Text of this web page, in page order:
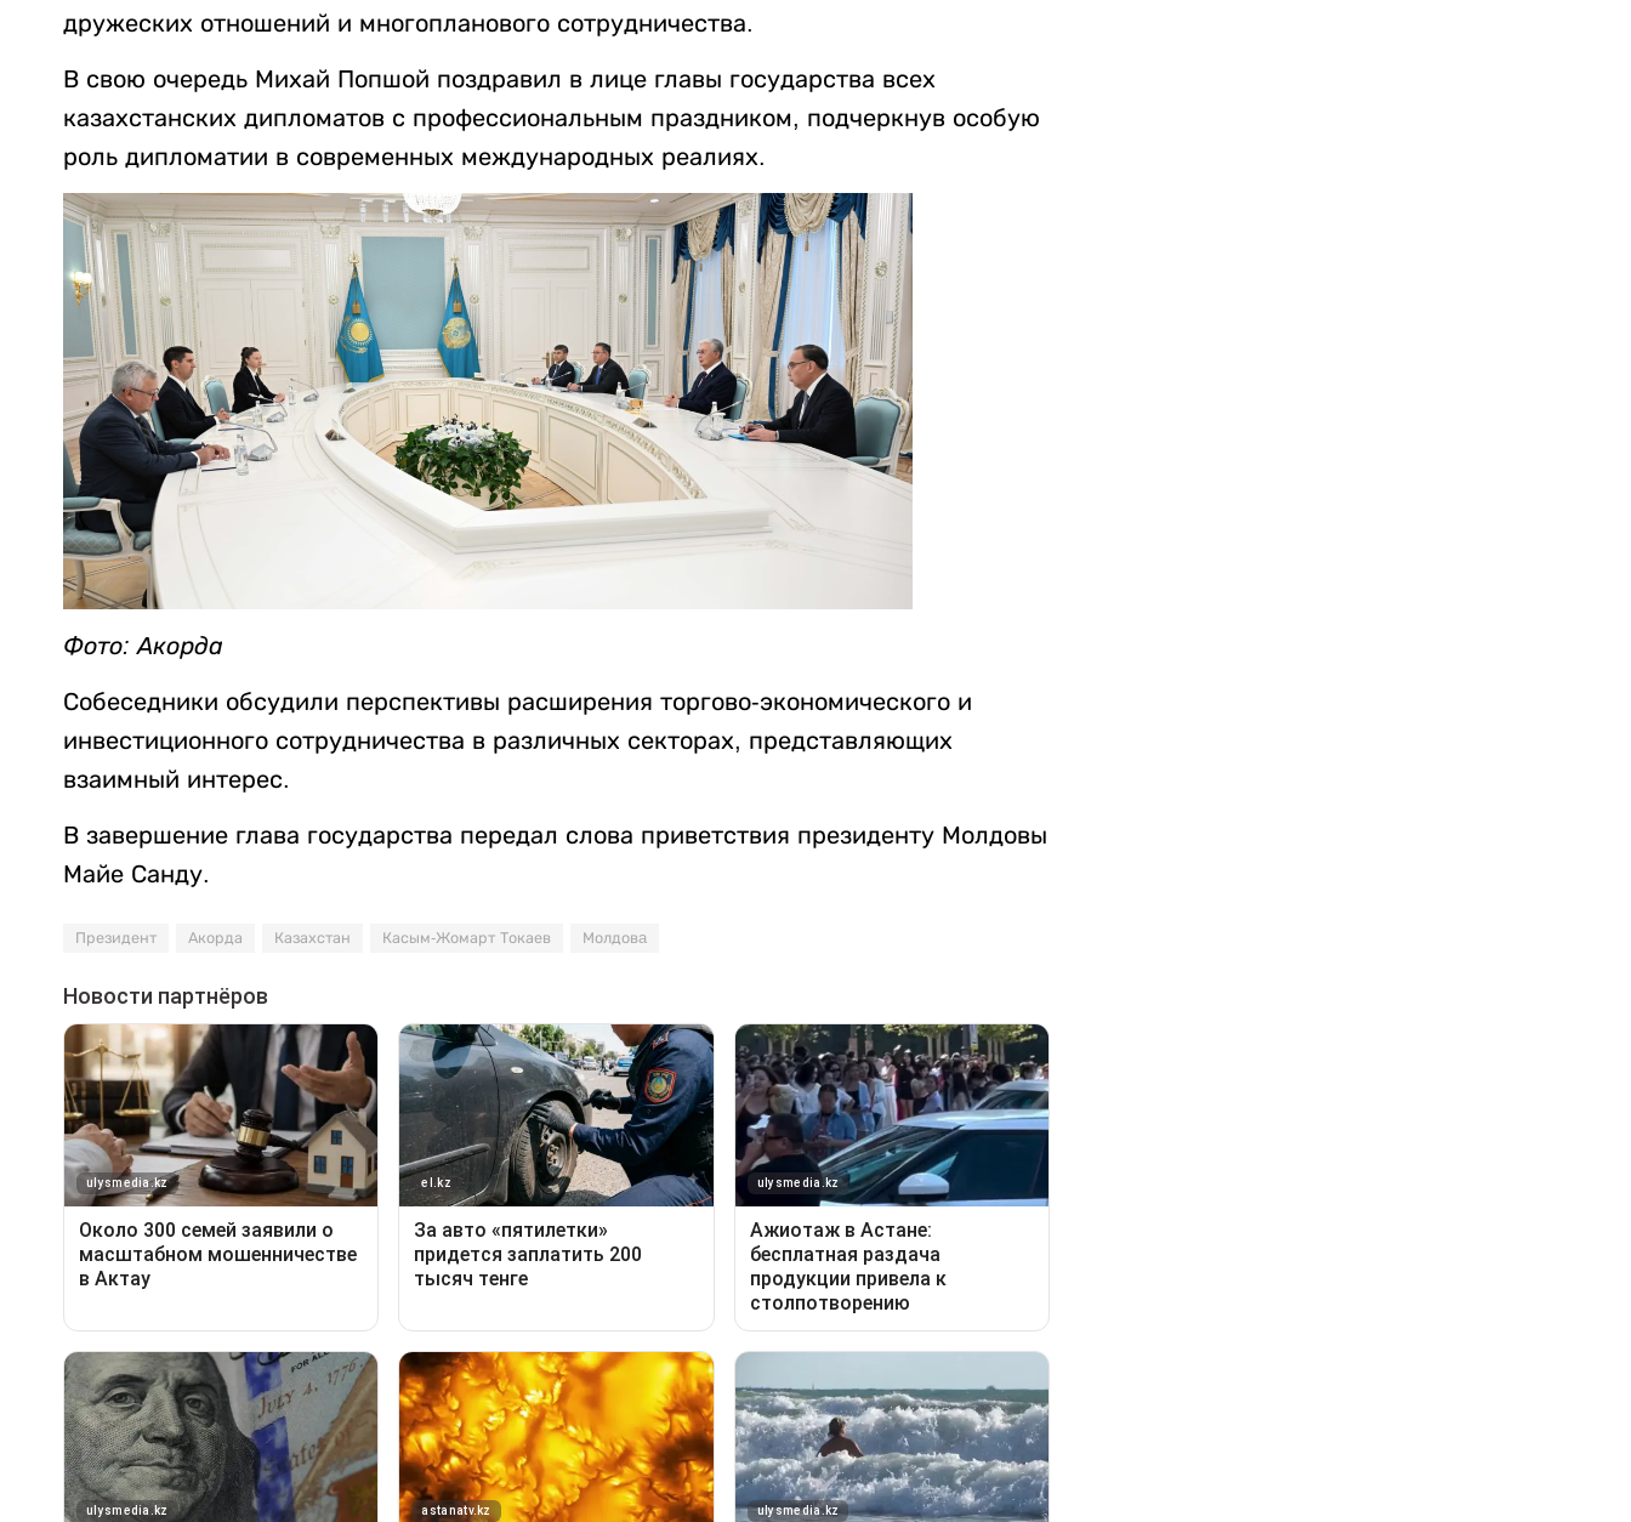
дружеских отношений и многопланового сотрудничества.
В свою очередь Михай Попшой поздравил в лице главы государства всех
казахстанских дипломатов с профессиональным праздником, подчеркнув особую
роль дипломатии в современных международных реалиях.
Фото: Акорда
Собеседники обсудили перспективы расширения торгово-экономического и
инвестиционного сотрудничества в различных секторах, представляющих
взаимный интерес.
В завершение глава государства передал слова приветствия президенту Молдовы
Майе Санду.
Президент Акорда Казахстан Касым-Жомарт Токаев Молдовa